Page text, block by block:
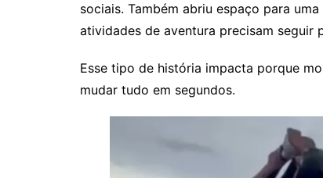
sociais. Também abriu espaço para
atividades de aventura precisam seguir
Esse tipo de história impacta porque
mudar tudo em segundos.